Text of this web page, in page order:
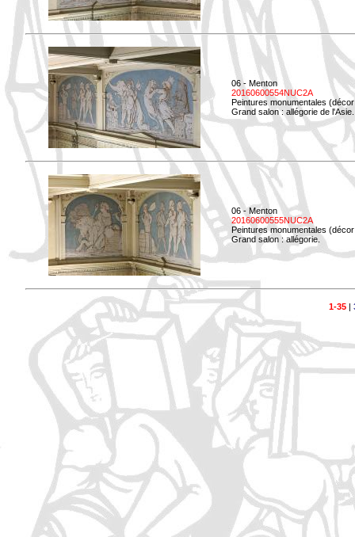
06 - Menton
20160600554NUC2A
Peintures monumentales
Grand salon : allégorie de l'Asie.
06 - Menton
20160600555NUC2A
Peintures monumentales
Grand salon : allégorie.
1-35|